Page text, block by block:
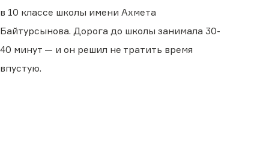
в 10 классе школы имени Ахмета
Байтурсынова. Дорога до школы занимала 30-
40 минут — и он решил не тратить время
впустую.